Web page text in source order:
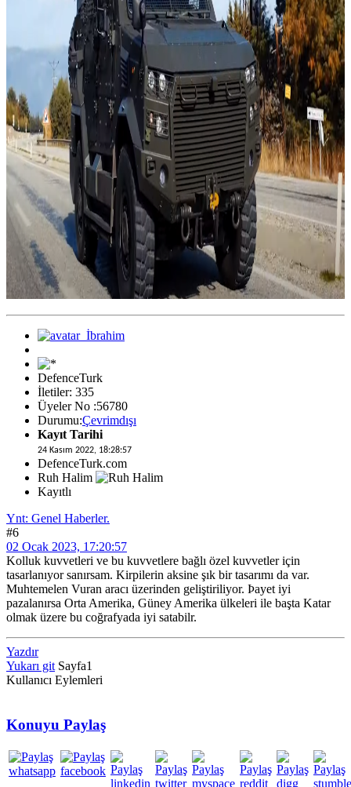
DefenceTurk
İletiler: 335
Üyeler No :56780
Durumu:Çevrimdışı
Kayıt Tarihi
24 Kasım 2022, 18:28:57
DefenceTurk.com
Ruh Halim
Kayıtlı
Ynt: Genel Haberler.
#6
02 Ocak 2023, 17:20:57
Kolluk kuvvetleri ve bu kuvvetlere bağlı özel kuvvetler için
tasarlanıyor sanırsam. Kirpilerin aksine şık bir tasarımı da var.
Muhtemelen Vuran aracı üzerinden geliştiriliyor. Þayet iyi
pazalanırsa Orta Amerika, Güney Amerika ülkeleri ile başta Katar
olmak üzere bu coğrafyada iyi satabilr.
Yazdır
Yukarı git Sayfa1
Kullanıcı Eylemleri
Konuyu Paylaş